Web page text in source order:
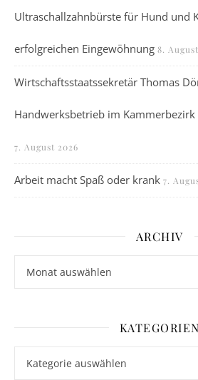
Ultraschallzahnbürste für Hund und
erfolgreichen Eingewöhnung 8.
Wirtschaftsstaatssekretär Thomas
Handwerksbetrieb im Kammerbezirk
7. August 2026
Arbeit macht Spaß oder krank 7.
ARCHIV
KATEGORIEN